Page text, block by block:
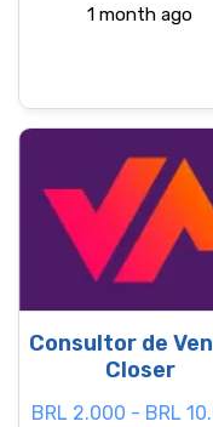
1 month ago
Consultor de
Closer
BRL 2.000 - BRL